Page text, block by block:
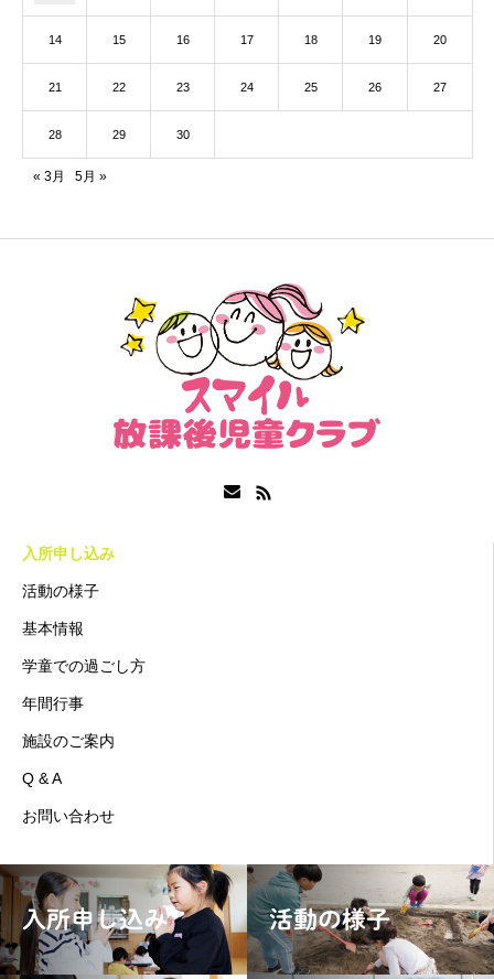
14 15 16 17 18 19 20
21 22 23 24 25 26 27
28 29 30
« 3月 5月 »
入所申し込み
活動の様子
基本情報
学童での過ごし方
年間行事
施設のご案内
Q & A
お問い合わせ
入所申し込み 活動の様子